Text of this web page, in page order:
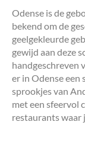
Odense is de
bekend om de
geelgekleurde
gewijd aan deze
handgeschreven
er in Odense een
sprookjes van
met een sfeervol
restaurants waar